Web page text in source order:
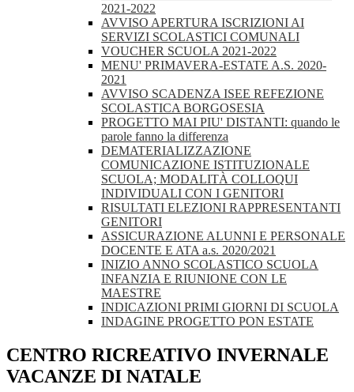
2021-2022
AVVISO APERTURA ISCRIZIONI AI
SERVIZI SCOLASTICI COMUNALI
VOUCHER SCUOLA 2021-2022
MENU' PRIMAVERA-ESTATE A.S. 2020-
2021
AVVISO SCADENZA ISEE REFEZIONE
SCOLASTICA BORGOSESIA
PROGETTO MAI PIU' DISTANTI: quando le
parole fanno la differenza
DEMATERIALIZZAZIONE
COMUNICAZIONE ISTITUZIONALE
SCUOLA; MODALITÀ COLLOQUI
INDIVIDUALI CON I GENITORI
RISULTATI ELEZIONI RAPPRESENTANTI
GENITORI
ASSICURAZIONE ALUNNI E PERSONALE
DOCENTE E ATA a.s. 2020/2021
INIZIO ANNO SCOLASTICO SCUOLA
INFANZIA E RIUNIONE CON LE
MAESTRE
INDICAZIONI PRIMI GIORNI DI SCUOLA
INDAGINE PROGETTO PON ESTATE
CENTRO RICREATIVO INVERNALE
VACANZE DI NATALE